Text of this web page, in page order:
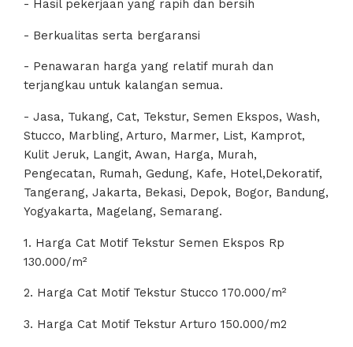
- Hasil pekerjaan yang rapih dan bersih
- Berkualitas serta bergaransi
- Penawaran harga yang relatif murah dan
terjangkau untuk kalangan semua.
- Jasa, Tukang, Cat, Tekstur, Semen Ekspos, Wash,
Stucco, Marbling, Arturo, Marmer, List, Kamprot,
Kulit Jeruk, Langit, Awan, Harga, Murah,
Pengecatan, Rumah, Gedung, Kafe, Hotel,Dekoratif,
Tangerang, Jakarta, Bekasi, Depok, Bogor, Bandung,
Yogyakarta, Magelang, Semarang.
1. Harga Cat Motif Tekstur Semen Ekspos Rp
130.000/m²
2. Harga Cat Motif Tekstur Stucco 170.000/m²
3. Harga Cat Motif Tekstur Arturo 150.000/m2